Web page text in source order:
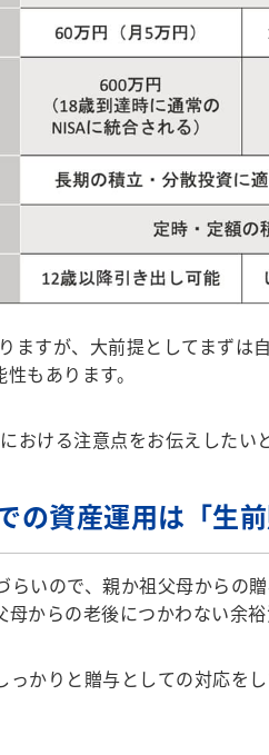
すが、大前提としてまず
もあります。
ける注意点をお伝えしたい
資産運用は「生前
いので、親か祖父母からの
からの老後につかわない余
かりと贈与としての対応を